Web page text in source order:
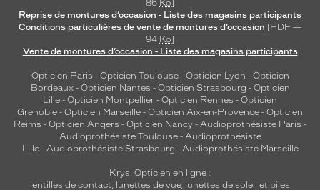
86 Ko]
Reprise de montures d’occasion - Liste des magasins participants
Conditions particulières de vente de montures d’occasion [PDF —
94 Ko]
Vente de montures d’occasion - Liste des magasins participants
Opticien Paris - Opticien Toulouse- Opticien Lyon - Opticien
Bordeaux- Opticien Nantes - Opticien Strasbourg - Opticien
Lille - Opticien Montpellier - Opticien Rennes - Opticien
Grenoble - Opticien Marseille - Opticien Aix-en-Provence - Opticien
Reims - Opticien Angers - Opticien Nancy - Audioprothésiste Paris -
Audioprothésiste Toulouse- Audioprothésiste
Lille- Audioprothésiste Strasbourg - Audioprothésiste Marseille
Krys, Opticien en ligne :
lentilles de contact, lunettes de vue, lunettes de soleil et piles